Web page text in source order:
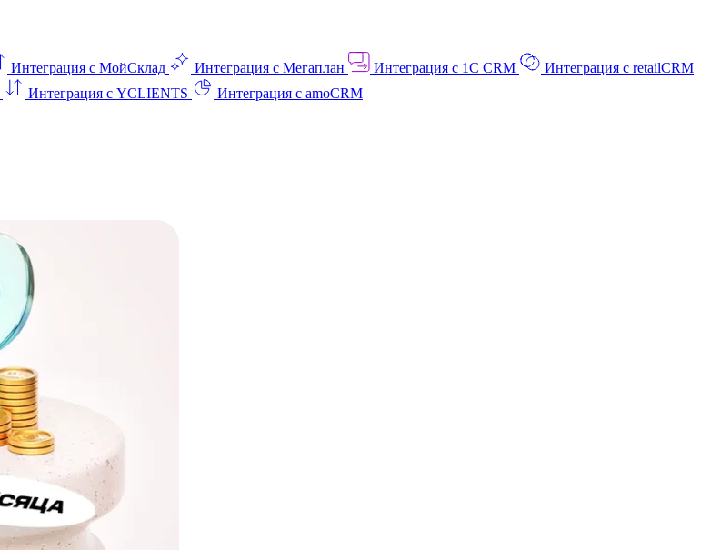
Интеграция с МойСклад Интеграция с Мегаплан Интеграция с 1C CRM
Интеграция с retailCRM
Интеграция с YCLIENTS
Интеграция с amoCRM